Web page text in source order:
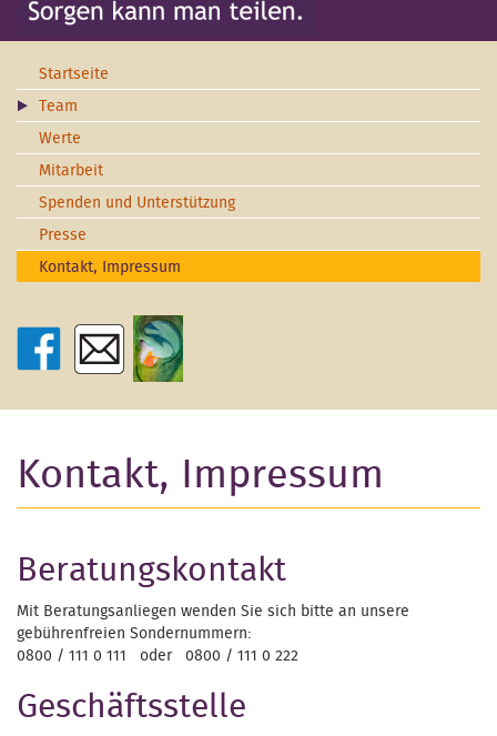
Startseite
Team
Werte
Mitarbeit
Spenden und Unterstützung
Presse
Kontakt, Impressum
Kontakt, Impressum
Beratungskontakt
Mit Beratungsanliegen wenden Sie sich bitte an unsere
gebührenfreien Sondernummern:
0800 / 111 0 111 oder 0800 / 111 0 222
Geschäftsstelle